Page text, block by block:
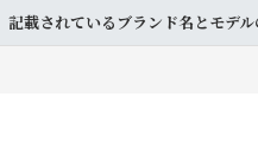
されているブランド名とモデ